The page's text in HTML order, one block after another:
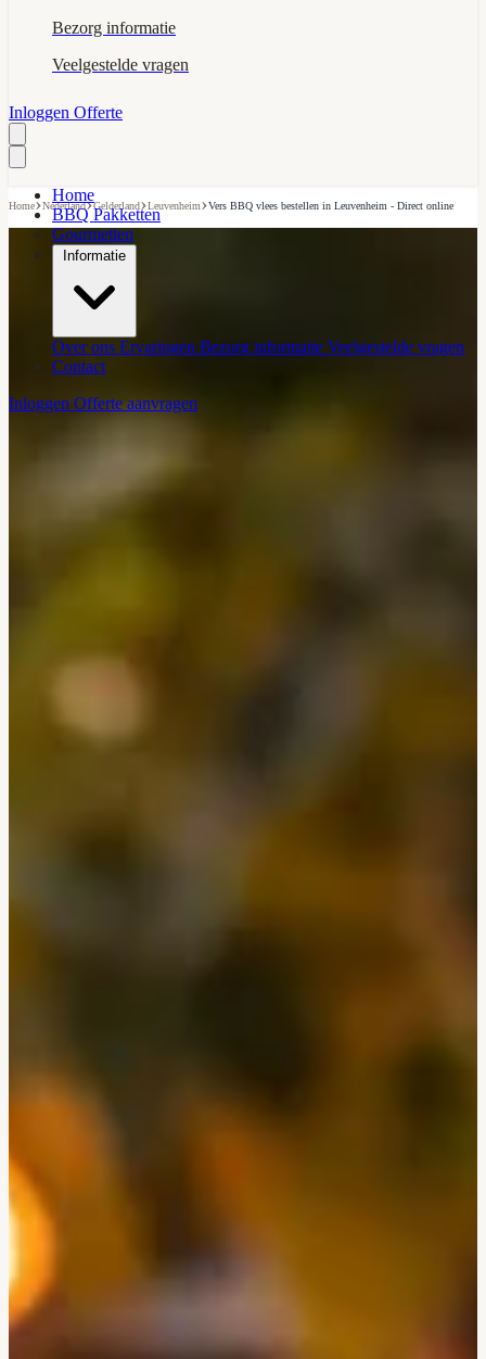
Bezorg informatie
Veelgestelde vragen
Inloggen Offerte
Home
BBQ Pakketten
Gourmetten
Informatie
Over ons Ervaringen Bezorg informatie Veelgestelde vragen
Contact
Inloggen Offerte aanvragen
Home›Nederland›Gelderland›Leuvenheim›Vers BBQ vlees bestellen in Leuvenheim - Direct online